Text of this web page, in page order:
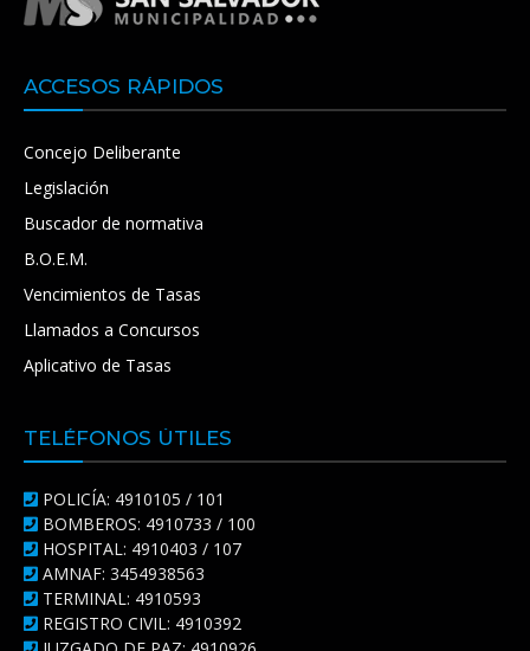
ACCESOS RÁPIDOS
Concejo Deliberante
Legislación
Buscador de normativa
B.O.E.M.
Vencimientos de Tasas
Llamados a Concursos
Aplicativo de Tasas
TELÉFONOS ÚTILES
POLICÍA: 4910105 / 101
BOMBEROS: 4910733 / 100
HOSPITAL: 4910403 / 107
AMNAF: 3454938563
TERMINAL: 4910593
REGISTRO CIVIL: 4910392